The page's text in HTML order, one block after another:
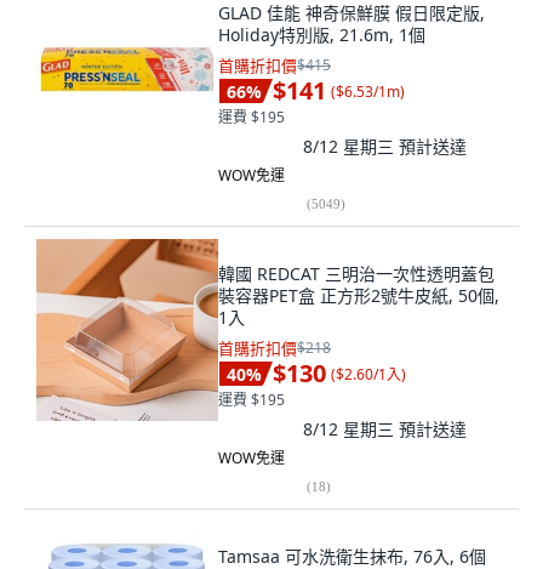
GLAD 佳能 神奇保鮮膜 假日限定版,
Holiday特別版, 21.6m, 1個
首購折扣價$415
66% $141 ($6.53/1m)
運費 $195
8/12 星期三 預計送達
WOW免運
(5049)
韓國 REDCAT 三明治一次性透明蓋包
裝容器PET盒 正方形2號牛皮紙, 50個,
1入
首購折扣價$218
40% $130 ($2.60/1入)
運費 $195
8/12 星期三 預計送達
WOW免運
(18)
Tamsaa 可水洗衛生抹布, 76入, 6個